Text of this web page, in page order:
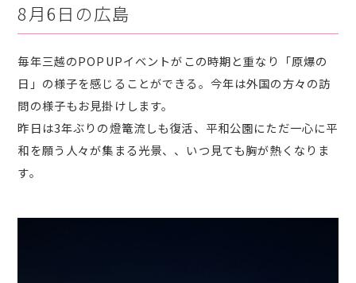
8月6日の広島
毎年三越のPOPUPイベントがこの時期と重なり「原爆の
日」の様子を感じることができる。今年は外国の方々の訪
問の様子もお見掛けします。
昨日は3年ぶりの燈篭流しも復活、平和公園にただ一心に平
和を願う人々が集まる光景、、いつ見ても胸が熱くなりま
す。